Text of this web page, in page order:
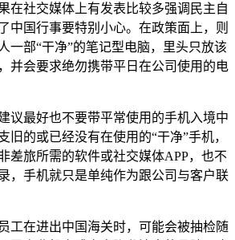
在社交媒体上有发表比较多强调民主自
中国行事要特别小心。在政策面上，则
一部“干净”的笔记型电脑，里头只放该
并会要求绝勿携带平日在公司使用的电
议最好也不要带平常使用的手机入境中
旧的或已经没有在使用的“干净”手机，
差旅所需的软件或社交媒体APP，也不
，手机就只是单纯作为跟公司与客户联
工在进出中国海关时，可能会被抽检随